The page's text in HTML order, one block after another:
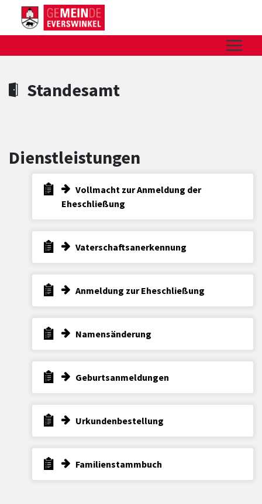
Zum Header
Zum Hauptinhalt
Zum Footer
Zum Hauptinhalt springen
Standesamt
Dienstleistungen
Vollmacht zur Anmeldung der
Eheschließung
Vaterschaftsanerkennung
Anmeldung zur Eheschließung
Namensänderung
Geburtsanmeldungen
Urkundenbestellung
Familienstammbuch